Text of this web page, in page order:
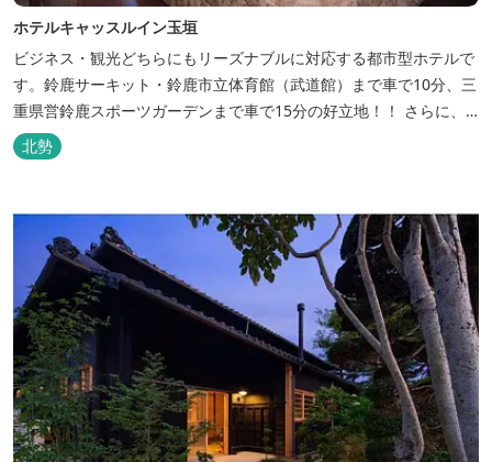
ホテルキャッスルイン玉垣
ビジネス・観光どちらにもリーズナブルに対応する都市型ホテルで
す。鈴鹿サーキット・鈴鹿市立体育館（武道館）まで車で10分、三
重県営鈴鹿スポーツガーデンまで車で15分の好立地！！ さらに、
全檜造り貸切風呂や各種サービスでお待ち致しております。
北勢